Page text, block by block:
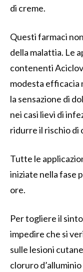
di creme.
Questi farmaci
della malattia. Le
contenenti
modesta efficacia
la sensazione di
nei casi lievi di
ridurre il rischio di
Tutte le
iniziate nella fase
ore.
Per togliere il
impedire che si
sulle lesioni
cloruro